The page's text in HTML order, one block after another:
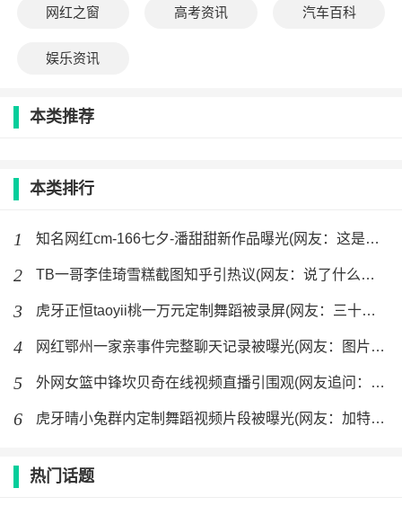
网红之窗 高考资讯 汽车百科
娱乐资讯
本类推荐
本类排行
1 知名网红cm-166七夕-潘甜甜新作品曝光(网友：这是手机的
2 TB一哥李佳琦雪糕截图知乎引热议(网友：说了什么政治问题？)
3 虎牙正恒taoyii桃一万元定制舞蹈被录屏(网友：三十分钟火
4 网红鄂州一家亲事件完整聊天记录被曝光(网友：图片PDF压缩包
5 外网女篮中锋坎贝奇在线视频直播引围观(网友追问：三部曲是真的
6 虎牙晴小兔群内定制舞蹈视频片段被曝光(网友：加特林好评！)
热门话题